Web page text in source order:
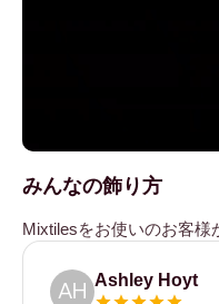
みんなの飾り方
Mixtilesをお使いのお客様
AH
Ashley Hoyt